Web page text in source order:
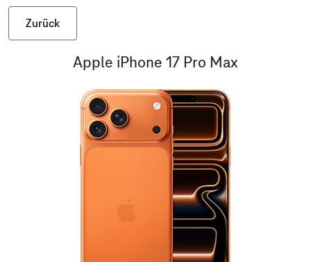
Zurück
Apple iPhone 17 Pro Max